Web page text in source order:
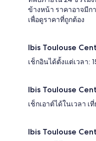
ข้างหน้า ราคาอาจมีก
เพื่อดูราคาที่ถูกต้อง
Ibis Toulouse
เช็กอินได้ตั้งแต่เวลา:
Ibis Toulouse
เช็กเอาต์ได้ในเวลา เที่
Ibis Toulouse